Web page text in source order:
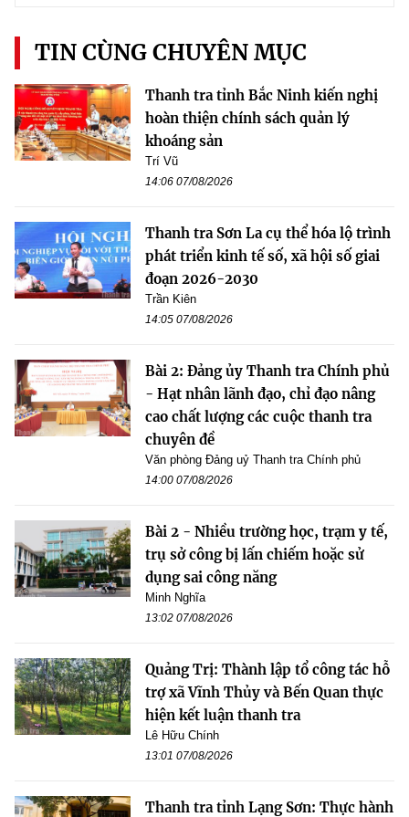
TIN CÙNG CHUYÊN MỤC
Thanh tra tỉnh Bắc Ninh kiến nghị
hoàn thiện chính sách quản lý
khoáng sản
Trí Vũ
14:06 07/08/2026
Thanh tra Sơn La cụ thể hóa lộ trình
phát triển kinh tế số, xã hội số giai
đoạn 2026-2030
Trần Kiên
14:05 07/08/2026
Bài 2: Đảng ủy Thanh tra Chính phủ
- Hạt nhân lãnh đạo, chỉ đạo nâng
cao chất lượng các cuộc thanh tra
chuyên đề
Văn phòng Đảng uỷ Thanh tra Chính phủ
14:00 07/08/2026
Bài 2 - Nhiều trường học, trạm y tế,
trụ sở công bị lấn chiếm hoặc sử
dụng sai công năng
Minh Nghĩa
13:02 07/08/2026
Quảng Trị: Thành lập tổ công tác hỗ
trợ xã Vĩnh Thủy và Bến Quan thực
hiện kết luận thanh tra
Lê Hữu Chính
13:01 07/08/2026
Thanh tra tỉnh Lạng Sơn: Thực hành